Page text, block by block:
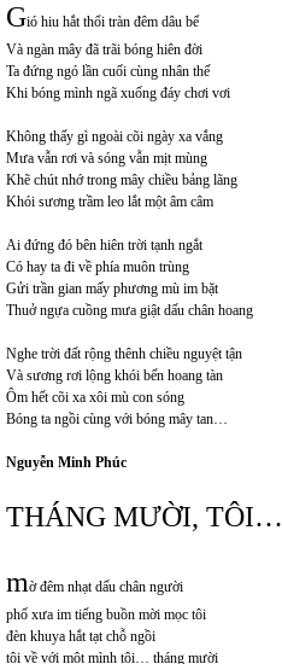
Gió hiu hắt thổi tràn đêm dâu bể
Và ngàn mây đã trãi bóng hiên đời
Ta đứng ngó lần cuối cùng nhân thế
Khi bóng mình ngã xuống đáy chơi vơi
Không thấy gì ngoài cõi ngày xa vắng
Mưa vẫn rơi và sóng vẫn mịt mùng
Khẽ chút nhớ trong mây chiều bảng lãng
Khói sương trầm leo lắt một âm câm
Ai đứng đó bên hiên trời tạnh ngắt
Có hay ta đi về phía muôn trùng
Gửi trần gian mấy phương mù im bặt
Thuở ngựa cuồng mưa giật dấu chân hoang
Nghe trời đất rộng thênh chiều nguyệt tận
Và sương rơi lộng khói bến hoang tàn
Ôm hết cõi xa xôi mù con sóng
Bóng ta ngồi cùng với bóng mây tan…
Nguyễn Minh Phúc
THÁNG MƯỜI, TÔI…
mờ đêm nhạt dấu chân người
phố xưa im tiếng buồn mời mọc tôi
đèn khuya hắt tạt chỗ ngồi
tôi về với một mình tôi… tháng mười